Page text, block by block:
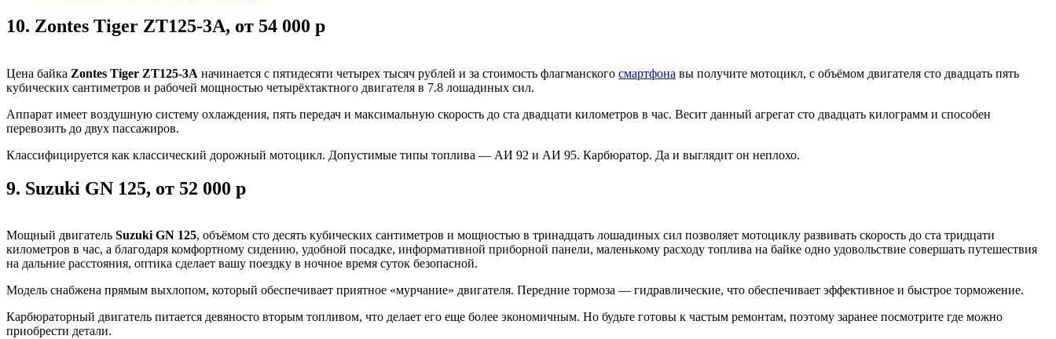
10. Zontes Tiger ZT125-3A, от 54 000 р
Цена байка Zontes Tiger ZT125-3A начинается с пятидесяти четырех тысяч рублей и за стоимость флагманского смартфона вы получите мотоцикл, с объёмом двигателя сто двадцать пять
кубических сантиметров и рабочей мощностью четырёхтактного двигателя в 7.8 лошадиных сил.
Аппарат имеет воздушную систему охлаждения, пять передач и максимальную скорость до ста двадцати километров в час. Весит данный агрегат сто двадцать килограмм и способен
перевозить до двух пассажиров.
Классифицируется как классический дорожный мотоцикл. Допустимые типы топлива — АИ 92 и АИ 95. Карбюратор. Да и выглядит он неплохо.
9. Suzuki GN 125, от 52 000 р
Мощный двигатель Suzuki GN 125, объёмом сто десять кубических сантиметров и мощностью в тринадцать лошадиных сил позволяет мотоциклу развивать скорость до ста тридцати
километров в час, а благодаря комфортному сидению, удобной посадке, информативной приборной панели, маленькому расходу топлива на байке одно удовольствие совершать путешествия
на дальние расстояния, оптика сделает вашу поездку в ночное время суток безопасной.
Модель снабжена прямым выхлопом, который обеспечивает приятное «мурчание» двигателя. Передние тормоза — гидравлические, что обеспечивает эффективное и быстрое торможение.
Карбюраторный двигатель питается девяносто вторым топливом, что делает его еще более экономичным. Но будьте готовы к частым ремонтам, поэтому заранее посмотрите где можно
приобрести детали.